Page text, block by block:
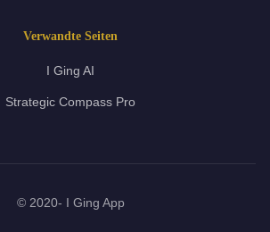
Verwandte Seiten
I Ging AI
Strategic Compass Pro
© 2020- I Ging App